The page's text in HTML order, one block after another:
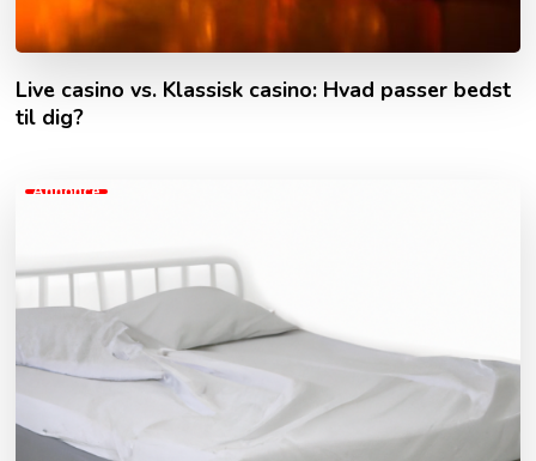
Live casino vs. Klassisk casino: Hvad passer bedst
til dig?
Annonce